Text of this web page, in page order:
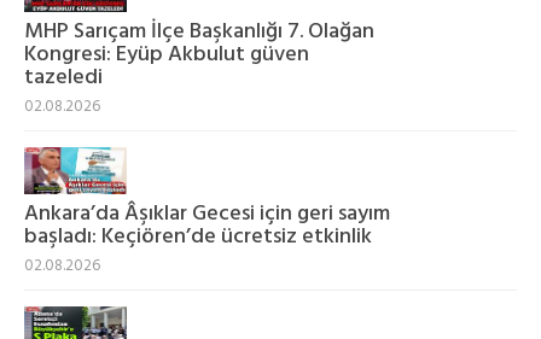
MHP Sarıçam İlçe Başkanlığı 7. Olağan
Kongresi: Eyüp Akbulut güven
tazeledi
02.08.2026
Ankara’da Âşıklar Gecesi için geri sayım
başladı: Keçiören’de ücretsiz etkinlik
02.08.2026